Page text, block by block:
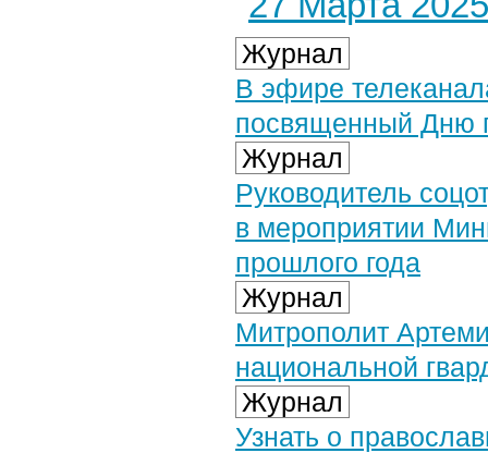
Журнал
В эфире
посвященный Дню
Журнал
Руководитель
в мероприятии
прошлого года
Журнал
Митрополит
национальной
Журнал
Узнать о